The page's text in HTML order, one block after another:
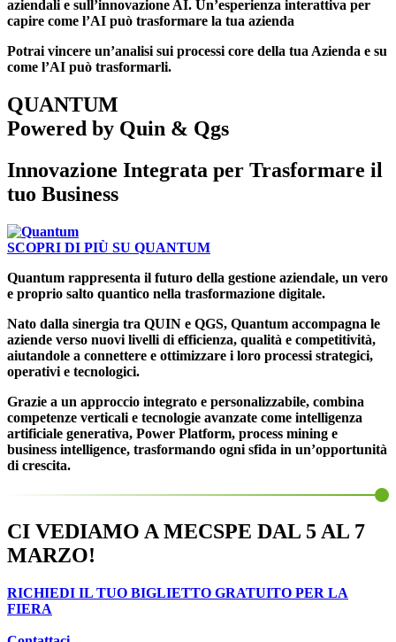
aziendali e sull’innovazione AI. Un’esperienza interattiva per
capire come l’AI può trasformare la tua azienda
Potrai vincere un’analisi sui processi core della tua Azienda e su
come l’AI può trasformarli.
QUANTUM
Powered by Quin & Qgs
Innovazione Integrata per Trasformare il
tuo Business
SCOPRI DI PIÙ SU QUANTUM
Quantum rappresenta il futuro della gestione aziendale, un vero
e proprio salto quantico nella trasformazione digitale.
Nato dalla sinergia tra QUIN e QGS, Quantum accompagna le
aziende verso nuovi livelli di efficienza, qualità e competitività,
aiutandole a connettere e ottimizzare i loro processi strategici,
operativi e tecnologici.
Grazie a un approccio integrato e personalizzabile, combina
competenze verticali e tecnologie avanzate come intelligenza
artificiale generativa, Power Platform, process mining e
business intelligence, trasformando ogni sfida in un’opportunità
di crescita.
CI VEDIAMO A MECSPE DAL 5 AL 7
MARZO!
RICHIEDI IL TUO BIGLIETTO GRATUITO PER LA
FIERA